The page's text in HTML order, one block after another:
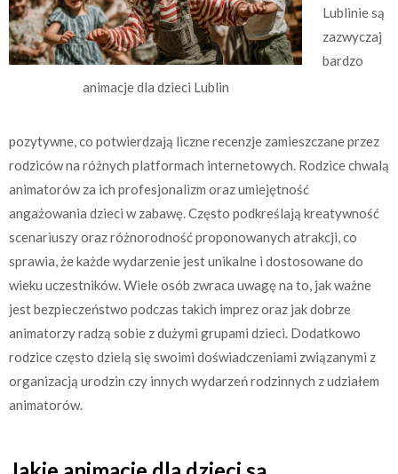
animacje dla dzieci Lublin
Lublinie są
zazwyczaj
bardzo
pozytywne, co potwierdzają liczne recenzje zamieszczane przez
rodziców na różnych platformach internetowych. Rodzice chwalą
animatorów za ich profesjonalizm oraz umiejętność
angażowania dzieci w zabawę. Często podkreślają kreatywność
scenariuszy oraz różnorodność proponowanych atrakcji, co
sprawia, że każde wydarzenie jest unikalne i dostosowane do
wieku uczestników. Wiele osób zwraca uwagę na to, jak ważne
jest bezpieczeństwo podczas takich imprez oraz jak dobrze
animatorzy radzą sobie z dużymi grupami dzieci. Dodatkowo
rodzice często dzielą się swoimi doświadczeniami związanymi z
organizacją urodzin czy innych wydarzeń rodzinnych z udziałem
animatorów.